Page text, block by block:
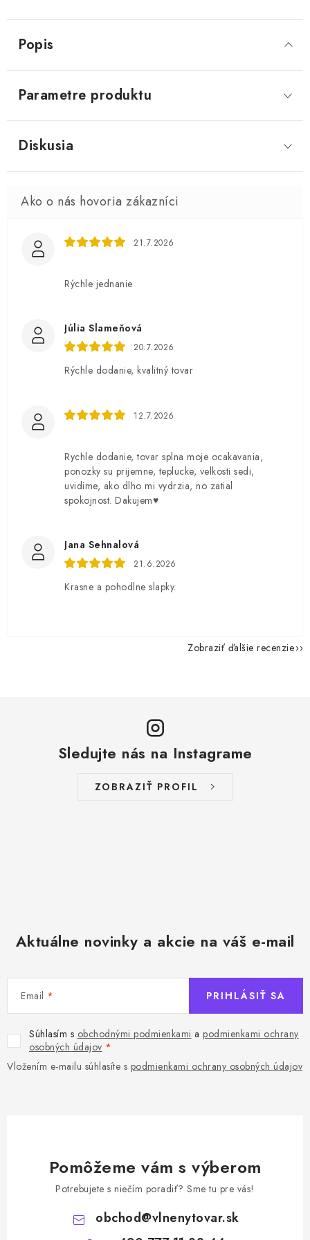
Popis
Parametre produktu
Diskusia
21.7.2026
Rýchle jednanie
Júlia Slameňová
20.7.2026
Rýchle dodanie, kvalitný tovar
12.7.2026
Rychle dodanie, tovar splna moje ocakavania,
ponozky su prijemne, teplucke, velkosti sedi,
uvidime, ako dlho mi vydrzia, no zatial
spokojnost. Dakujem♥️
Jana Sehnalová
21.6.2026
Krasne a pohodlne slapky.
Zobraziť ďalšie recenzie
Sledujte nás na Instagrame
ZOBRAZIŤ PROFIL
Aktuálne novinky a akcie na váš e-mail
Email
Súhlasím s obchodnými podmienkami a podmienkami ochrany
osobných údajov
Vložením e-mailu súhlasíte s podmienkami ochrany osobných údajov
PRIHLÁSIŤ SA
Pomôžeme vám s výberom
Potrebujete s niečím poradiť? Sme tu pre vás!
obchod@vlnenytovar.sk